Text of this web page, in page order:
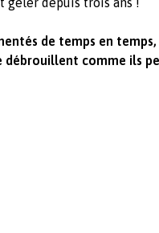
de temps en
débrouillent comme ils